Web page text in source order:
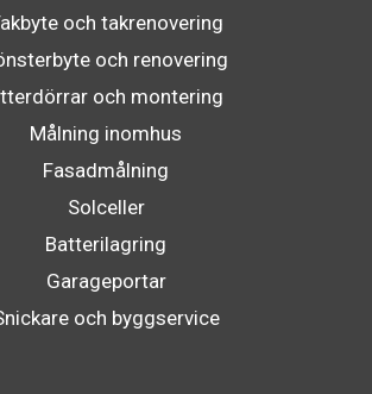
och takrenovering
och renovering
och montering
Målning inomhus
Fasadmålning
Solceller
Batterilagring
Garageportar
och byggservice